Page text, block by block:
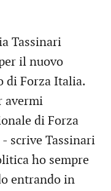
Tassinari
il nuovo
di Forza Italia.
avermi
di Forza
scrive Tassinari
ho sempre
entrando in